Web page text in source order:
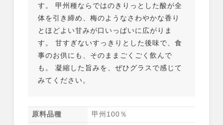
す。 甲州種ならではのきりっとした酸が全
体を引き締め、梅のようなさわやかな香り
とほどよい甘みが口いっぱいに広がりま
す。 甘すぎないすっきりとした後味で、食
事のお供にも、そのままごくごく飲んで
も。 凝縮した旨みを、ぜひグラスで感じて
みてください。
原料品種 甲州100％